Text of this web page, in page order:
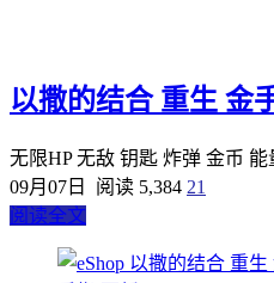
以撒的结合 重生 金
无限HP 无敌 钥匙 炸弹 金币
09月07日
阅读 5,384 21
阅读全文